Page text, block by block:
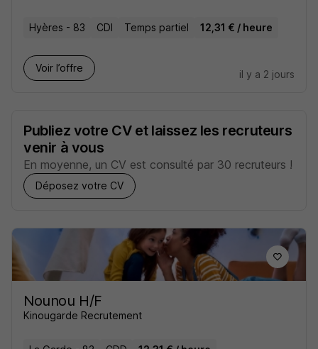
Hyères - 83 CDI Temps partiel 12,31 € / heure
Voir l’offre
il y a 2 jours
Publiez votre CV et laissez les recruteurs
venir à vous
En moyenne, un CV est consulté par 30 recruteurs !
Déposez votre CV
Nounou H/F
Kinougarde Recrutement